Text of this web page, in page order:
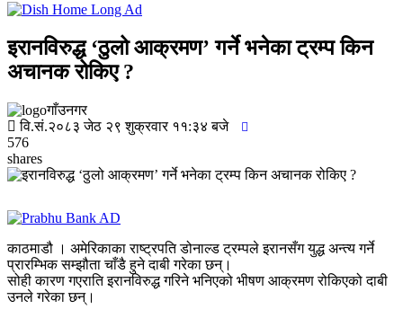
इरानविरुद्ध ‘ठुलो आक्रमण’ गर्ने भनेका ट्रम्प किन
अचानक रोकिए ?
गाँउनगर
वि.सं.२०८३ जेठ २९ शुक्रवार ११:३४ बजे
576
shares
काठमाडौ । अमेरिकाका राष्ट्रपति डोनाल्ड ट्रम्पले इरानसँग युद्ध अन्त्य गर्ने
प्रारम्भिक सम्झौता चाँडै हुने दाबी गरेका छन्।
सोही कारण गएराति इरानविरुद्ध गरिने भनिएको भीषण आक्रमण रोकिएको दाबी
उनले गरेका छन्।